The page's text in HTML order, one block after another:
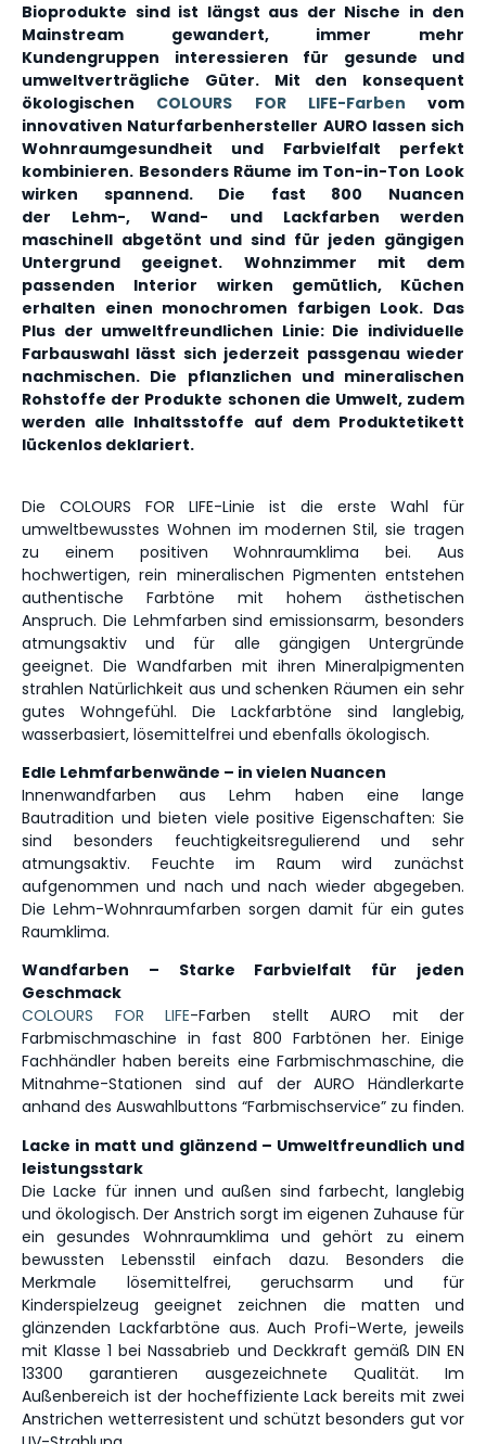
Bioprodukte sind ist längst aus der Nische in den
Mainstream gewandert, immer mehr
Kundengruppen interessieren für gesunde und
umweltverträgliche Güter. Mit den konsequent
ökologischen COLOURS FOR LIFE-Farben vom
innovativen Naturfarbenhersteller AURO lassen sich
Wohnraumgesundheit und Farbvielfalt perfekt
kombinieren. Besonders Räume im Ton-in-Ton Look
wirken spannend. Die fast 800 Nuancen
der Lehm-, Wand- und Lackfarben werden
maschinell abgetönt und sind für jeden gängigen
Untergrund geeignet. Wohnzimmer mit dem
passenden Interior wirken gemütlich, Küchen
erhalten einen monochromen farbigen Look. Das
Plus der umweltfreundlichen Linie: Die individuelle
Farbauswahl lässt sich jederzeit passgenau wieder
nachmischen. Die pflanzlichen und mineralischen
Rohstoffe der Produkte schonen die Umwelt, zudem
werden alle Inhaltsstoffe auf dem Produktetikett
lückenlos deklariert.
Die COLOURS FOR LIFE-Linie ist die erste Wahl für
umweltbewusstes Wohnen im modernen Stil, sie tragen
zu einem positiven Wohnraumklima bei. Aus
hochwertigen, rein mineralischen Pigmenten entstehen
authentische Farbtöne mit hohem ästhetischen
Anspruch. Die Lehmfarben sind emissionsarm, besonders
atmungsaktiv und für alle gängigen Untergründe
geeignet. Die Wandfarben mit ihren Mineralpigmenten
strahlen Natürlichkeit aus und schenken Räumen ein sehr
gutes Wohngefühl. Die Lackfarbtöne sind langlebig,
wasserbasiert, lösemittelfrei und ebenfalls ökologisch.
Edle Lehmfarbenwände – in vielen Nuancen
Innenwandfarben aus Lehm haben eine lange
Bautradition und bieten viele positive Eigenschaften: Sie
sind besonders feuchtigkeitsregulierend und sehr
atmungsaktiv. Feuchte im Raum wird zunächst
aufgenommen und nach und nach wieder abgegeben.
Die Lehm-Wohnraumfarben sorgen damit für ein gutes
Raumklima.
Wandfarben – Starke Farbvielfalt für jeden
Geschmack
COLOURS FOR LIFE-Farben stellt AURO mit der
Farbmischmaschine in fast 800 Farbtönen her. Einige
Fachhändler haben bereits eine Farbmischmaschine, die
Mitnahme-Stationen sind auf der AURO Händlerkarte
anhand des Auswahlbuttons “Farbmischservice” zu finden.
Lacke in matt und glänzend – Umweltfreundlich und
leistungsstark
Die Lacke für innen und außen sind farbecht, langlebig
und ökologisch. Der Anstrich sorgt im eigenen Zuhause für
ein gesundes Wohnraumklima und gehört zu einem
bewussten Lebensstil einfach dazu. Besonders die
Merkmale lösemittelfrei, geruchsarm und für
Kinderspielzeug geeignet zeichnen die matten und
glänzenden Lackfarbtöne aus. Auch Profi-Werte, jeweils
mit Klasse 1 bei Nassabrieb und Deckkraft gemäß DIN EN
13300 garantieren ausgezeichnete Qualität. Im
Außenbereich ist der hocheffiziente Lack bereits mit zwei
Anstrichen wetterresistent und schützt besonders gut vor